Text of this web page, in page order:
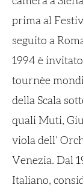
prima al
seguito a
1994 è
tournèe
della Scala
quali Muti,
viola dell’
Venezia. Dal
Italiano,